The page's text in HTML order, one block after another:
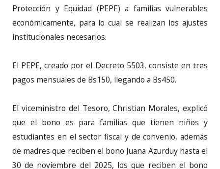
Protección y Equidad (PEPE) a familias vulnerables
económicamente, para lo cual se realizan los ajustes
institucionales necesarios.
El PEPE, creado por el Decreto 5503, consiste en tres
pagos mensuales de Bs150, llegando a Bs450.
El viceministro del Tesoro, Christian Morales, explicó
que el bono es para familias que tienen niños y
estudiantes en el sector fiscal y de convenio, además
de madres que reciben el bono Juana Azurduy hasta el
30 de noviembre del 2025, los que reciben el bono